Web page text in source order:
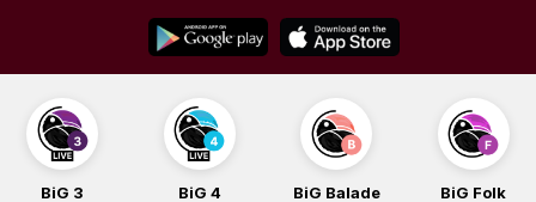
content
BiG 3 BiG 4 BiG Balade BiG Folk